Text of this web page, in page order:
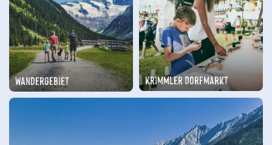
Wandergebiet Krimmler Dorfmarkt